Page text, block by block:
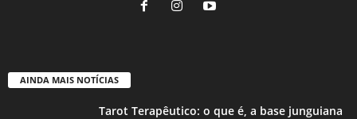
AINDA MAIS NOTÍCIAS
Tarot Terapêutico: o que é, a base junguiana